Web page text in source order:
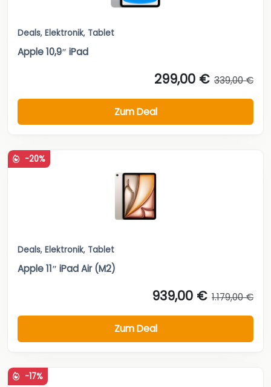
Deals, Elektronik, Tablet
Apple 10,9″ iPad
299,00 € 339,00 €
Zum Deal
-20%
Deals, Elektronik, Tablet
Apple 11″ iPad Air (M2)
939,00 € 1.179,00 €
Zum Deal
-17%